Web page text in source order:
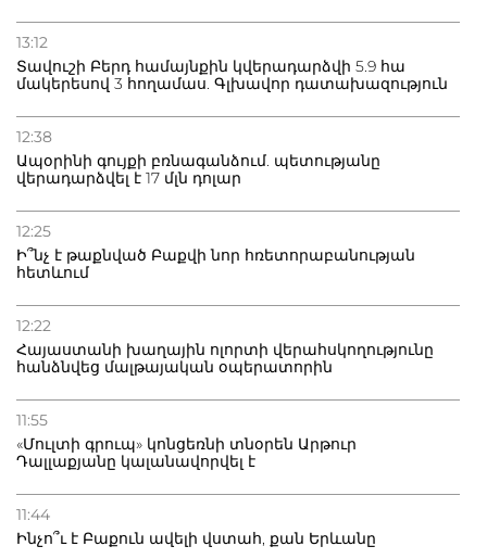
13:12
Տավուշի Բերդ համայնքին կվերադարձվի 5.9 հա
մակերեսով 3 հողամաս. Գլխավոր դատախազություն
12:38
Ապօրինի գույքի բռնագանձում. պետությանը
վերադարձվել է 17 մլն դոլար
12:25
Ի՞նչ է թաքնված Բաքվի նոր հռետորաբանության
հետևում
12:22
Հայաստանի խաղային ոլորտի վերահսկողությունը
հանձնվեց մալթայական օպերատորին
11:55
«Մուլտի գրուպ» կոնցեռնի տնօրեն Արթուր
Դալլաքյանը կալանավորվել է
11:44
Ինչո՞ւ է Բաքուն ավելի վստահ, քան Երևանը